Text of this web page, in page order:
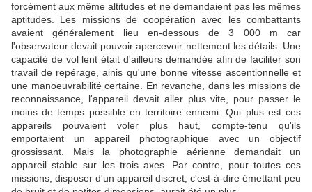
forcément aux même altitudes et ne demandaient pas les mêmes
aptitudes. Les missions de coopération avec les combattants
avaient généralement lieu en-dessous de 3 000 m car
l'observateur devait pouvoir apercevoir nettement les détails. Une
capacité de vol lent était d'ailleurs demandée afin de faciliter son
travail de repérage, ainis qu'une bonne vitesse ascentionnelle et
une manoeuvrabilité certaine. En revanche, dans les missions de
reconnaissance, l'appareil devait aller plus vite, pour passer le
moins de temps possible en territoire ennemi. Qui plus est ces
appareils pouvaient voler plus haut, compte-tenu qu'ils
emportaient un appareil photographique avec un objectif
grossissant. Mais la photographie aérienne demandait un
appareil stable sur les trois axes. Par contre, pour toutes ces
missions, disposer d'un appareil discret, c'est-à-dire émettant peu